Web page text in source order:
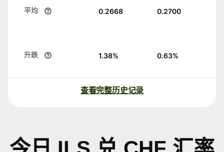
平均 0.2668 0.2700
升跌 1.38% 0.63%
查看完整历史记录